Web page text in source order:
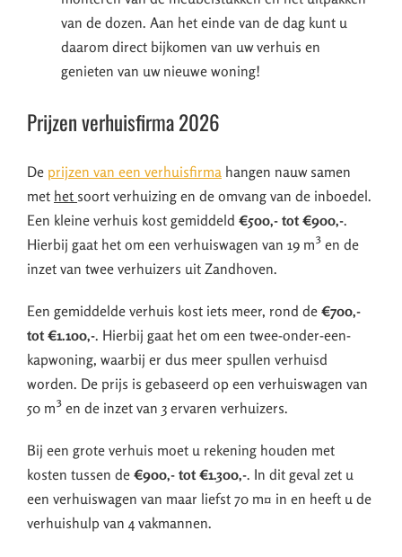
van de dozen. Aan het einde van de dag kunt u
daarom direct bijkomen van uw verhuis en
genieten van uw nieuwe woning!
Prijzen verhuisfirma 2026
De prijzen van een verhuisfirma hangen nauw samen
met het soort verhuizing en de omvang van de inboedel.
Een kleine verhuis kost gemiddeld €500,- tot €900,-.
Hierbij gaat het om een verhuiswagen van 19 m³ en de
inzet van twee verhuizers uit Zandhoven.
Een gemiddelde verhuis kost iets meer, rond de €700,-
tot €1.100,-. Hierbij gaat het om een twee-onder-een-
kapwoning, waarbij er dus meer spullen verhuisd
worden. De prijs is gebaseerd op een verhuiswagen van
50 m³ en de inzet van 3 ervaren verhuizers.
Bij een grote verhuis moet u rekening houden met
kosten tussen de €900,- tot €1.300,-. In dit geval zet u
een verhuiswagen van maar liefst 70 m¤ in en heeft u de
verhuishulp van 4 vakmannen.